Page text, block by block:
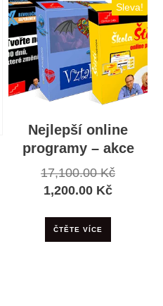
Sleva!
Nejlepší online
programy – akce
17,100.00KčPůvodní
1,200.00 KčAktuální
ČTĚTE VÍCE